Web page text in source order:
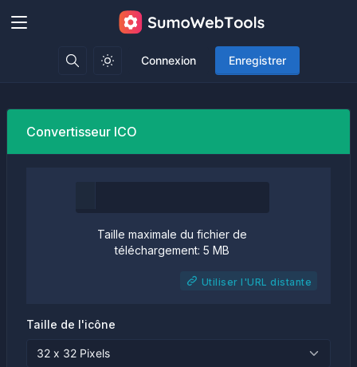
Connexion Enregistrer
Convertisseur ICO
Taille maximale du fichier de
téléchargement: 5 MB
Utiliser l'URL distante
Taille de l'icône